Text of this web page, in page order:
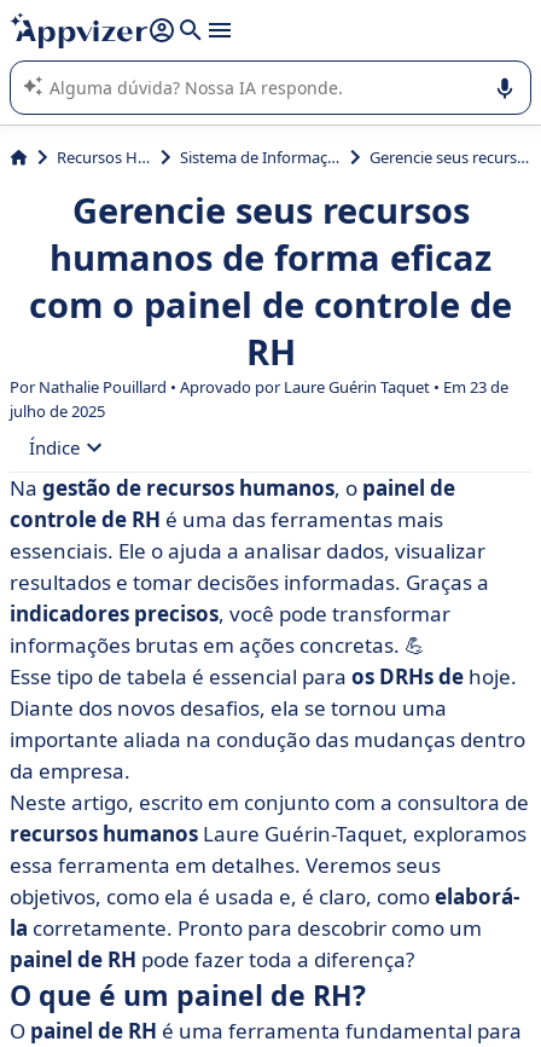
de nossa IA (várias linhas com
A IA do Appvizer o orienta no uso ou na seleção de software
SaaS para sua empresa.
Recursos Humanos (RH) Sistema de Informação de Recursos Humanos (SIRH) Gerencie seus recursos humanos de forma eficaz com o painel de controle de RH
Gerencie seus recursos
humanos de forma eficaz
com o painel de controle de
RH
Por Nathalie Pouillard • Aprovado por Laure Guérin Taquet • Em 23 de
julho de 2025
Índice
• O que é um painel de RH?
• A importância do painel de controle de RH
• Quais são os indicadores de RH?
• Como elaborar um painel de controle em 3 etapas?
• Exemplo de um painel de controle de RH em Excel
• Qual ferramenta é a melhor para produzir um painel
• Perguntas frequentes
Na gestão de recursos humanos, o painel de
controle de RH é uma das ferramentas mais
essenciais. Ele o ajuda a analisar dados, visualizar
resultados e tomar decisões informadas. Graças a
indicadores precisos, você pode transformar
informações brutas em ações concretas. 💪
Esse tipo de tabela é essencial para os DRHs de hoje.
Diante dos novos desafios, ela se tornou uma
importante aliada na condução das mudanças dentro
da empresa.
Neste artigo, escrito em conjunto com a consultora de
recursos humanos Laure Guérin-Taquet, exploramos
essa ferramenta em detalhes. Veremos seus
objetivos, como ela é usada e, é claro, comoelaborá-
la corretamente. Pronto para descobrir como um
painel de RH pode fazer toda a diferença?
O que é um painel de RH?
O painel de RH é uma ferramenta fundamental para